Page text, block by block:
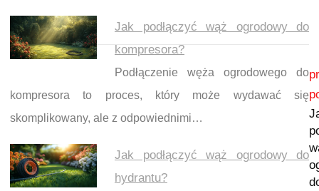
Jak podłączyć wąż ogrodowy do
kompresora?
Podłączenie węża ogrodowego do
kompresora to proces, który może wydawać się
skomplikowany, ale z odpowiednimi…
Jak podłączyć wąż ogrodowy do
hydrantu?
Nawigacja wpisu